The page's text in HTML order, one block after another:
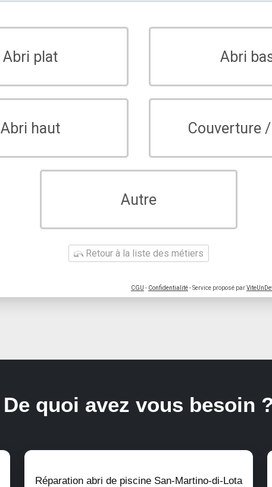
Abri plat Abri
Abri haut Couverture
Autre
Retour à la liste des métiers
CGU - Confidentialité- Service proposé par
De quoi avez vous besoin
Réparation abri de piscine San-Martino-di-Lota